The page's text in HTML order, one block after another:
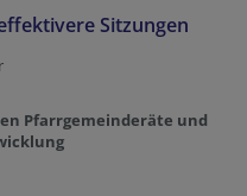
Sitzungen
Pfarrgemeinderäte und